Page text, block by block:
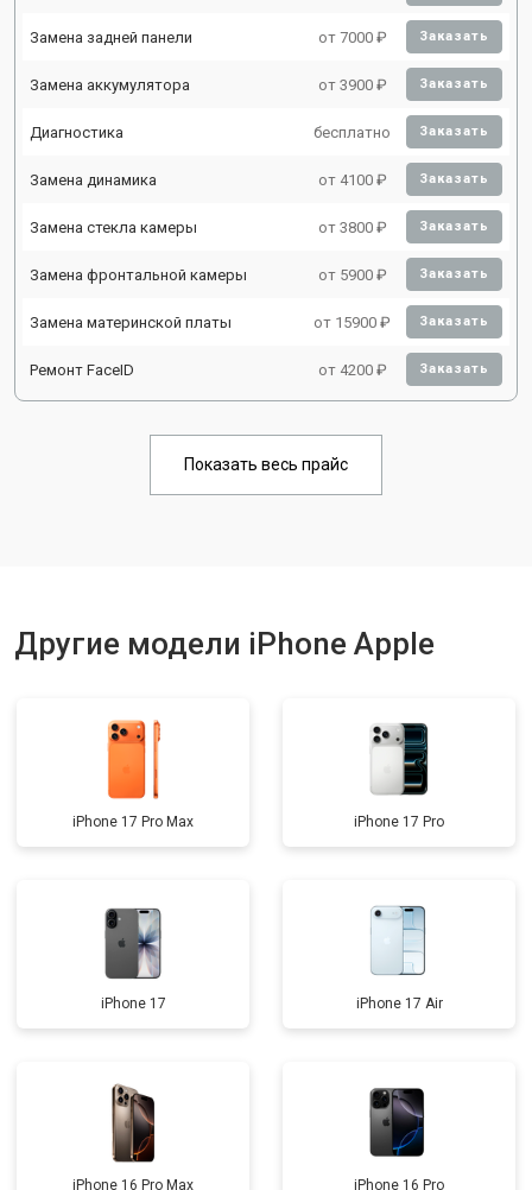
Замена задней панели от 7000 ₽ Заказать
Замена аккумулятора от 3900 ₽ Заказать
Диагностика бесплатно Заказать
Замена динамика от 4100 ₽ Заказать
Замена стекла камеры от 3800 ₽ Заказать
Замена фронтальной камеры от 5900 ₽ Заказать
Замена материнской платы от 15900 ₽ Заказать
Ремонт FaceID от 4200 ₽ Заказать
Показать весь прайс
Другие модели iPhone Apple
iPhone 17 Pro Max iPhone 17 Pro
iPhone 17 iPhone 17 Air
iPhone 16 Pro Max iPhone 16 Pro